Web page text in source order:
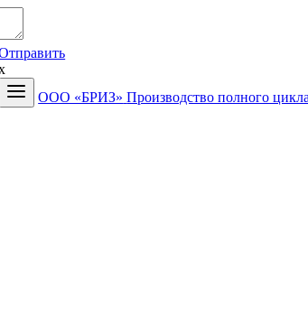
ООО «БРИЗ» Производство полного цикла